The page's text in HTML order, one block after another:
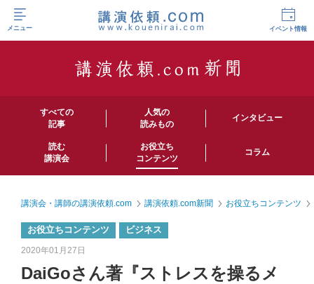
メニュー イベント情報
すべての
記事
人気の
読みもの
インタビュー
読む
講演会
お役立ち
コンテンツ
コラム
講演会・講師の講演依頼.com 講演依頼.com新聞 お役立ちコンテンツ
お役立ちコンテンツ ビジネス
2020年01月27日
DaiGoさん著『ストレスを操るメ